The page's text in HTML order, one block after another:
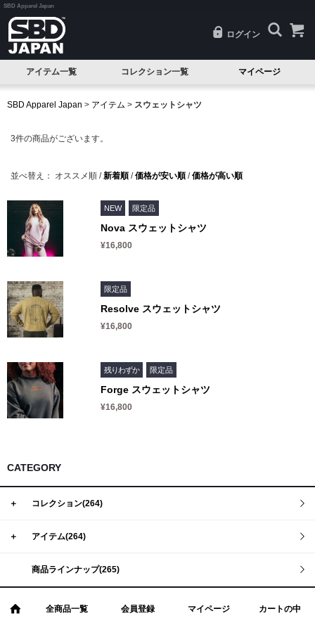
SBD Apparel Japan
ログイン
アイテム一覧
ニースリーブ
ニーラップ
リストラップ
シングレット
Tシャツ
クロップトップ
フーディー
スウェットシャツ
ショーツ
バナー
コレクション一覧
Resolve(リゾルブ)
Reflect(リフレクト)
Phantom(ファントム)
Phoenix(フェニックス)
Endure(エンデュア)
マイページ
SBD Apparel Japan > アイテム > スウェットシャツ
3件の商品がございます。
並べ替え： オススメ順 /新着順 /価格が安い順 /価格が高い順
NEW 限定品
Nova スウェットシャツ
¥16,800
限定品
Resolve スウェットシャツ
¥16,800
残りわずか 限定品
Forge スウェットシャツ
¥16,800
CATEGORY
＋ コレクション(264)
＋ アイテム(264)
商品ラインナップ(265)
全商品一覧 会員登録 マイページ カートの中